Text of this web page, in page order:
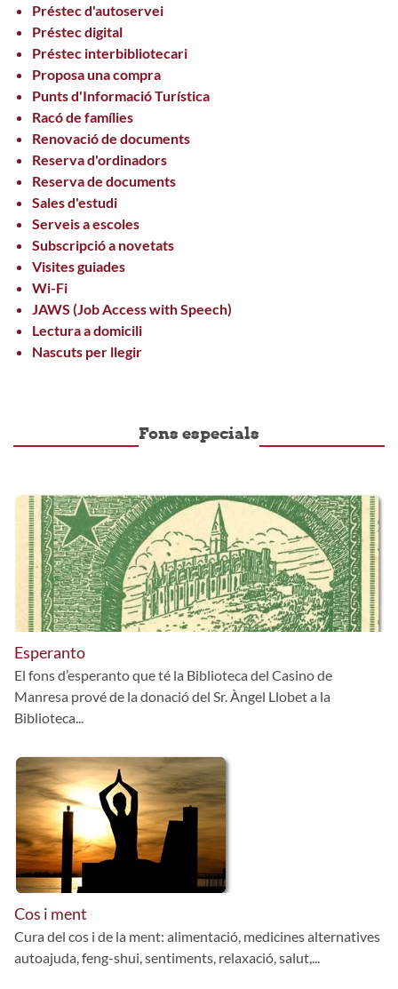
Préstec d'autoservei
Préstec digital
Préstec interbibliotecari
Proposa una compra
Punts d'Informació Turística
Racó de famílies
Renovació de documents
Reserva d'ordinadors
Reserva de documents
Sales d'estudi
Serveis a escoles
Subscripció a novetats
Visites guiades
Wi-Fi
JAWS (Job Access with Speech)
Lectura a domicili
Nascuts per llegir
Fons especials
Esperanto
El fons d’esperanto que té la Biblioteca del Casino de
Manresa prové de la donació del Sr. Àngel Llobet a la
Biblioteca...
Cos i ment
Cura del cos i de la ment: alimentació, medicines alternatives
autoajuda, feng-shui, sentiments, relaxació, salut,...